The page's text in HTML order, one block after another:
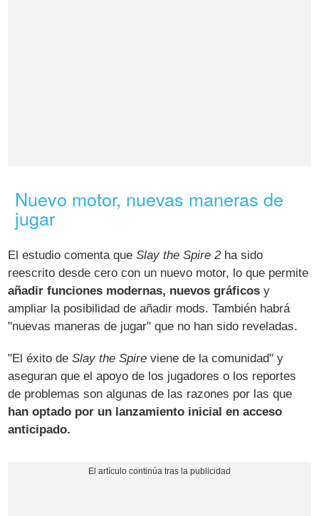
Nuevo motor, nuevas maneras de
jugar
El estudio comenta queSlay the Spire 2ha sido
reescrito desde cero con un nuevo motor, lo que permite
añadir funciones modernas, nuevos gráficos y
ampliar la posibilidad de añadir mods. También habrá
"nuevas maneras de jugar" que no han sido reveladas.
"El éxito deSlay the Spire viene de la comunidad" y
aseguran que el apoyo de los jugadores o los reportes
de problemas son algunas de las razones por las que
han optado por un lanzamiento inicial en acceso
anticipado.